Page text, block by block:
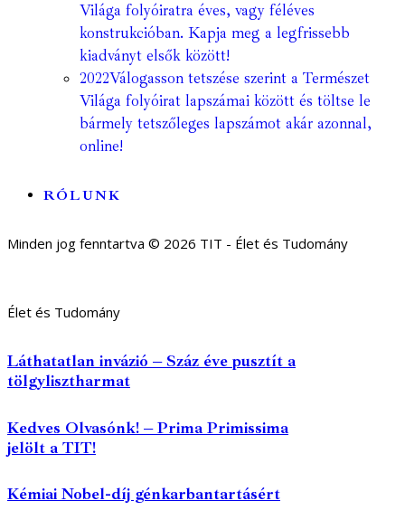
Világa folyóiratra éves, vagy féléves
konstrukcióban. Kapja meg a legfrissebb
kiadványt elsők között!
2022Válogasson tetszése szerint a Természet
Világa folyóirat lapszámai között és töltse le
bármely tetszőleges lapszámot akár azonnal,
online!
RÓLUNK
Minden jog fenntartva © 2026 TIT - Élet és Tudomány
Élet és Tudomány
Láthatatlan invázió – Száz éve pusztít a
tölgylisztharmat
Kedves Olvasónk! – Prima Primissima
jelölt a TIT!
Kémiai Nobel-díj génkarbantartásért